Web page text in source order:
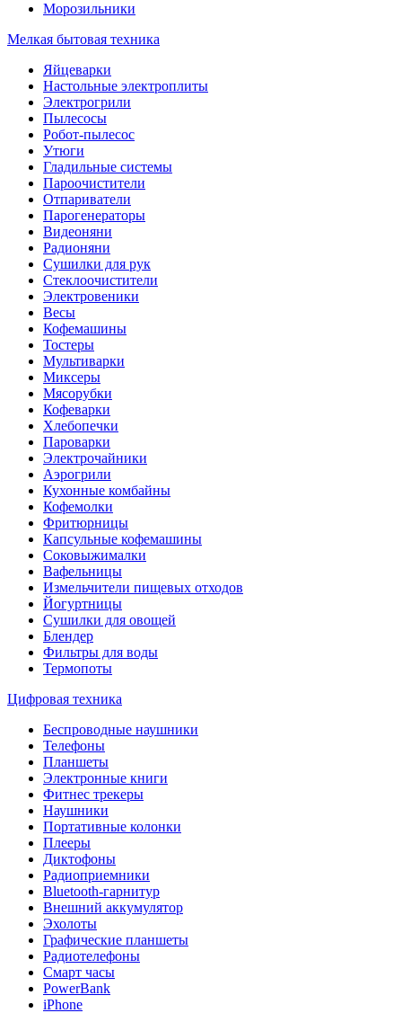
Морозильники
Мелкая бытовая техника
Яйцеварки
Настольные электроплиты
Электрогрили
Пылесосы
Робот-пылесос
Утюги
Гладильные системы
Пароочистители
Отпариватели
Парогенераторы
Видеоняни
Радионяни
Сушилки для рук
Стеклоочистители
Электровеники
Весы
Кофемашины
Тостеры
Мультиварки
Миксеры
Мясорубки
Кофеварки
Хлебопечки
Пароварки
Электрочайники
Аэрогрили
Кухонные комбайны
Кофемолки
Фритюрницы
Капсульные кофемашины
Соковыжималки
Вафельницы
Измельчители пищевых отходов
Йогуртницы
Сушилки для овощей
Блендер
Фильтры для воды
Термопоты
Цифровая техника
Беспроводные наушники
Телефоны
Планшеты
Электронные книги
Фитнес трекеры
Наушники
Портативные колонки
Плееры
Диктофоны
Радиоприемники
Bluetooth-гарнитур
Внешний аккумулятор
Эхолоты
Графические планшеты
Радиотелефоны
Смарт часы
PowerBank
iPhone